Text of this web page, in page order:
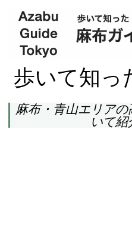
歩いて知っ
麻布・青山エリア
いて